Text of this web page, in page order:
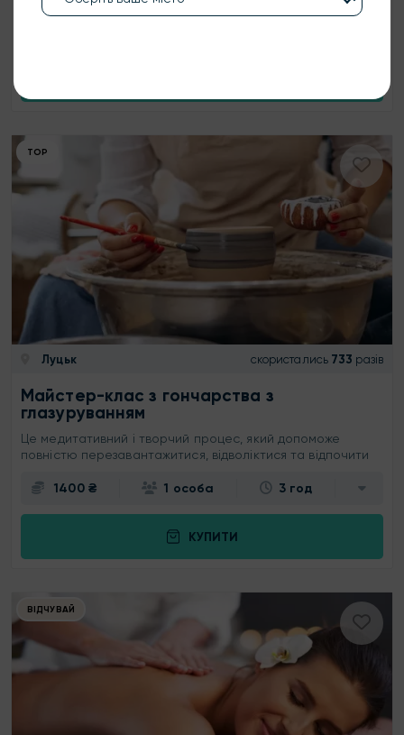
ТОР
Луцьк скористались 733 разів
Майстер-клас з гончарства з
глазуруванням
Це медитативний і творчий процес, який допоможе
повністю перезавантажитися, відволіктися та відпочити
1400 ₴ 1 особа 3 год
КУПИТИ
ВІДЧУВАЙ